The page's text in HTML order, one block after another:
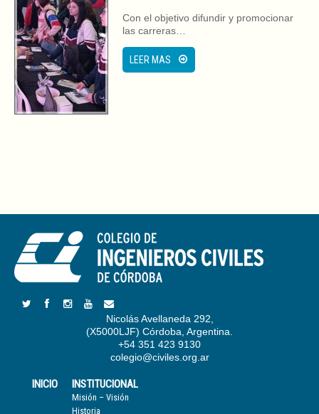
Con el objetivo difundir y promocionar
las carreras…
LEER MAS
Nicolás Avellaneda 292,
(X5000LJF) Córdoba, Argentina.
+54 351 423 9130
colegio@civiles.org.ar
INICIO INSTITUCIONAL
Misión – Visión
Historia